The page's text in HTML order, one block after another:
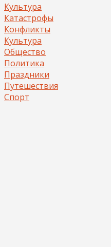
Культура
Катастрофы
Конфликты
Культура
Общество
Политика
Праздники
Путешествия
Спорт